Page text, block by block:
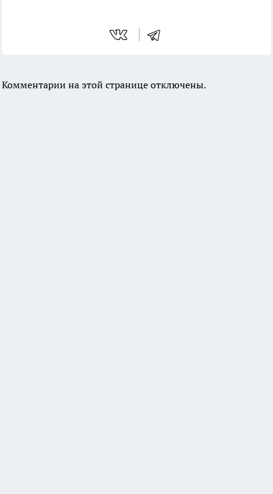
Комментарии на этой странице отключены.